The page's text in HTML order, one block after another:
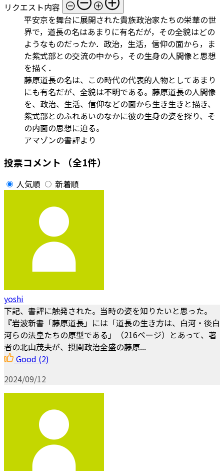
リクエスト内容
平安京を舞台に展開された貴族政治家たちの栄華の世
界で，道長の名はあまりに有名だが，その全貌はどの
ようなものだったか．政治，生活，信仰の面から，ま
た紫式部との交流の中から，その生身の人間像と思想
を描く．
藤原道長の名は、この時代の代表的人物としてあまり
にも有名だが、全貌は不明である。藤原道長の人間像
を、政治、生活、信仰などの面から生き生きと描き、
紫式部とのふれあいのなかに彼の生身の姿を探り、そ
の内面の思想に迫る。
アマゾンの書評より
投票コメント （全1件）
人気順 新着順
yoshi
下記、書評に触発された。当時の姿を知りたいと思った。
『岩波新書「藤原道長」には「道長の生き方は、白河・後白
河らの法皇たちの原型である」（216ページ）とあって、著
者の北山茂夫が、摂関政治全盛の藤原...
Good (2)
2024/09/12